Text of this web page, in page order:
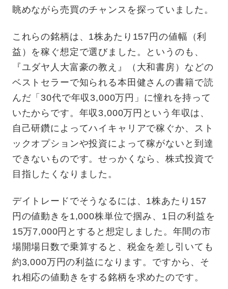
眺めながら売買のチャンスを探っていました。
これらの銘柄は、1株あたり157円の値幅（利
益）を稼ぐ想定で選びました。というのも、
『ユダヤ人大富豪の教え』（大和書房）などの
ベストセラーで知られる本田健さんの書籍で読
んだ「30代で年収3,000万円」に憧れを持って
いたからです。年収3,000万円という年収は、
自己研鑽によってハイキャリアで稼ぐか、スト
ックオプションや投資によって稼がないと到達
できないものです。せっかくなら、株式投資で
目指したくなりました。
デイトレードでそうなるには、1株あたり157
円の値動きを1,000株単位で掴み、1日の利益を
15万7,000円とすると想定しました。年間の市
場開場日数で乗算すると、税金を差し引いても
約3,000万円の利益になります。ですから、そ
れ相応の値動きをする銘柄を求めたのです。